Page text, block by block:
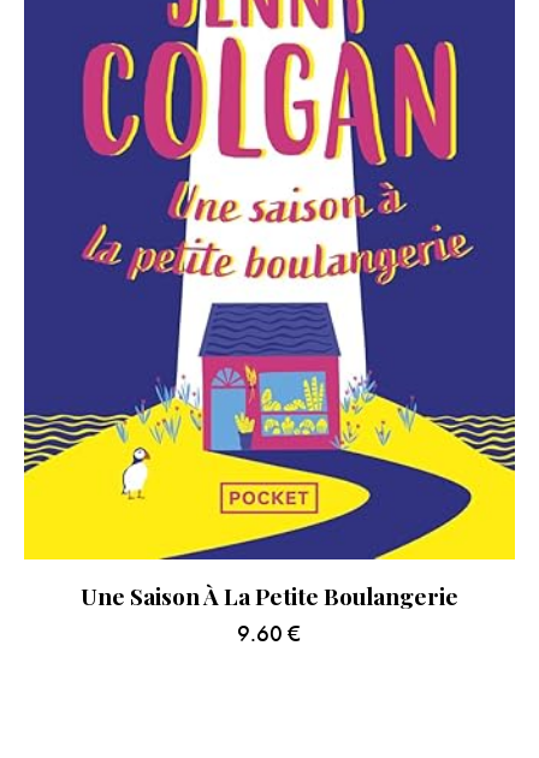
Une Saison À La Petite Boulangerie
9.60 €